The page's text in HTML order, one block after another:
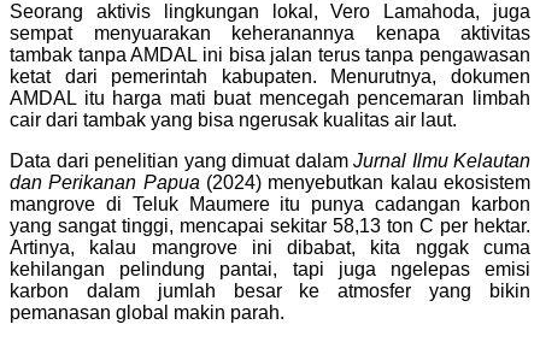
Seorang aktivis lingkungan lokal, Vero Lamahoda, juga
sempat menyuarakan keheranannya kenapa aktivitas
tambak tanpa AMDAL ini bisa jalan terus tanpa pengawasan
ketat dari pemerintah kabupaten. Menurutnya, dokumen
AMDAL itu harga mati buat mencegah pencemaran limbah
cair dari tambak yang bisa ngerusak kualitas air laut.
Data dari penelitian yang dimuat dalam Jurnal Ilmu Kelautan
dan Perikanan Papua (2024) menyebutkan kalau ekosistem
mangrove di Teluk Maumere itu punya cadangan karbon
yang sangat tinggi, mencapai sekitar 58,13 ton C per hektar.
Artinya, kalau mangrove ini dibabat, kita nggak cuma
kehilangan pelindung pantai, tapi juga ngelepas emisi
karbon dalam jumlah besar ke atmosfer yang bikin
pemanasan global makin parah.